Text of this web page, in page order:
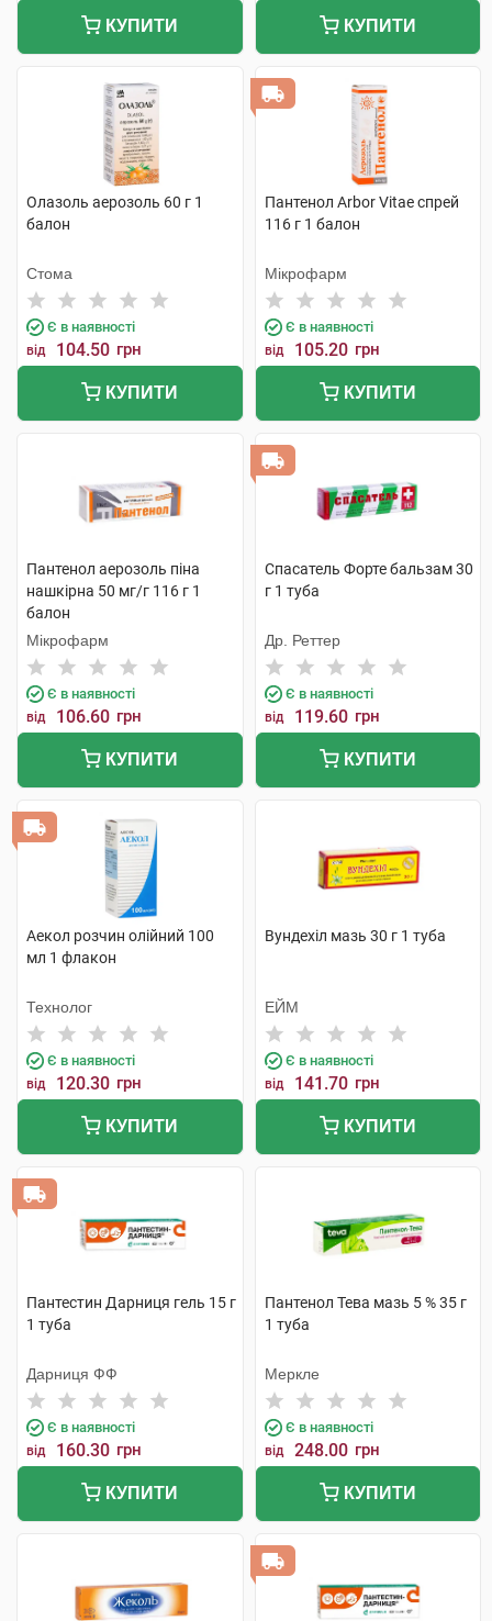
КУПИТИ КУПИТИ
Олазоль аерозоль 60 г 1
балон
Стома
Є в наявності
від 104.50 грн
КУПИТИ
Пантенол Arbor Vitae спрей
116 г 1 балон
Мікрофарм
Є в наявності
від 105.20 грн
КУПИТИ
Пантенол аерозоль піна
нашкірна 50 мг/г 116 г 1
балон
Мікрофарм
Є в наявності
від 106.60 грн
КУПИТИ
Спасатель Форте бальзам 30
г 1 туба
Др. Реттер
Є в наявності
від 119.60 грн
КУПИТИ
Аекол розчин олійний 100
мл 1 флакон
Технолог
Є в наявності
від 120.30 грн
КУПИТИ
Вундехіл мазь 30 г 1 туба
ЕЙМ
Є в наявності
від 141.70 грн
КУПИТИ
Пантестин Дарниця гель 15 г
1 туба
Дарниця ФФ
Є в наявності
від 160.30 грн
КУПИТИ
Пантенол Тева мазь 5 % 35 г
1 туба
Меркле
Є в наявності
від 248.00 грн
КУПИТИ